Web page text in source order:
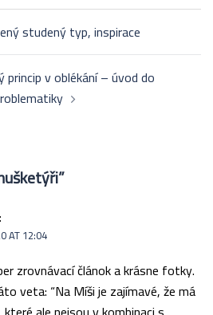
studený typ, inspirace
princip v oblékání – úvod do
”
AT 12:04
zrovnávací článok a krásne fotky.
veta: “Na Míši je zajímavé, že má